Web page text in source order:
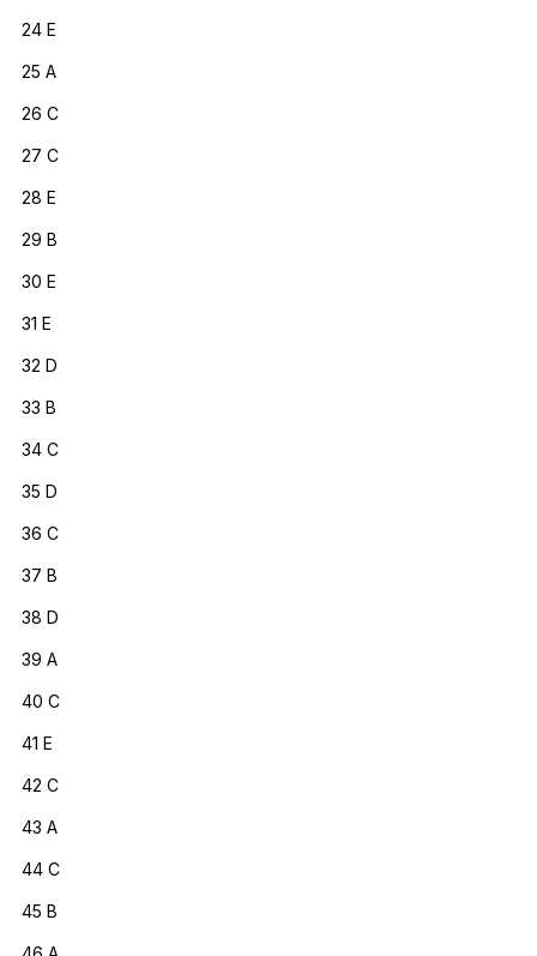
24 E
25 A
26 C
27 C
28 E
29 B
30 E
31 E
32 D
33 B
34 C
35 D
36 C
37 B
38 D
39 A
40 C
41 E
42 C
43 A
44 C
45 B